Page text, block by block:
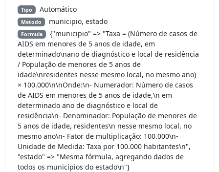
Tipo Automático
Metodo municipio, estado
Formula
{"municipio" => "Taxa = (Número de casos de
AIDS em menores de 5 anos de idade, em
determinado\nano de diagnóstico e local de residência
/ População de menores de 5 anos de
idade\nresidentes nesse mesmo local, no mesmo ano)
× 100.000\n\nOnde:\n- Numerador: Número de casos
de AIDS em menores de 5 anos de idade,\n em
determinado ano de diagnóstico e local de
residência\n- Denominador: População de menores de
5 anos de idade, residentes\n nesse mesmo local, no
mesmo ano\n- Fator de multiplicação: 100.000\n-
Unidade de Medida: Taxa por 100.000 habitantes\n",
"estado" => "Mesma fórmula, agregando dados de
todos os municípios do estado\n"}